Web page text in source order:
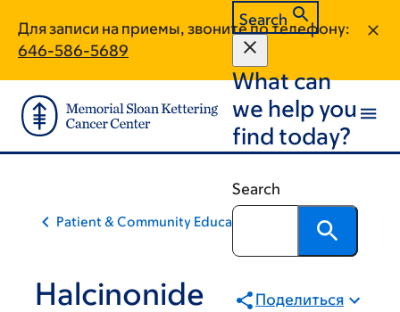
main
content
footer
Для записи на приемы, звоните по телефону:
646-586-5689
Search
What can
we help you
find today?
Search
Patient & Community Education
Halcinonide Поделиться